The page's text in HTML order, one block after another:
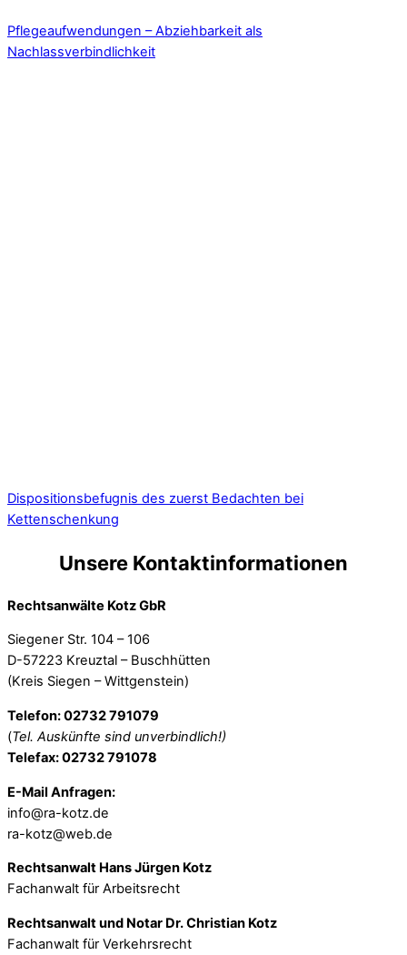
Pflegeaufwendungen – Abziehbarkeit als
Nachlassverbindlichkeit
Dispositionsbefugnis des zuerst Bedachten bei
Kettenschenkung
Unsere Kontaktinformationen
Rechtsanwälte Kotz GbR
Siegener Str. 104 – 106
D-57223 Kreuztal – Buschhütten
(Kreis Siegen – Wittgenstein)
Telefon: 02732 791079
(Tel. Auskünfte sind unverbindlich!)
Telefax: 02732 791078
E-Mail Anfragen:
info@ra-kotz.de
ra-kotz@web.de
Rechtsanwalt Hans Jürgen Kotz
Fachanwalt für Arbeitsrecht
Rechtsanwalt und Notar Dr. Christian Kotz
Fachanwalt für Verkehrsrecht